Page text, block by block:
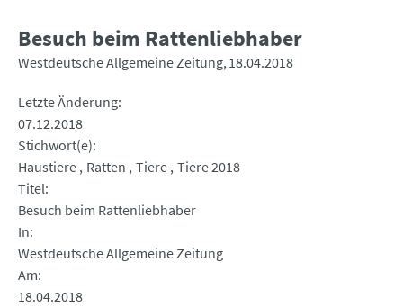
Besuch beim Rattenliebhaber
Westdeutsche Allgemeine Zeitung 18.04.2018
Letzte Änderung
07.12.2018
Stichwort(e)
Haustiere Ratten Tiere Tiere 2018
Titel
Besuch beim Rattenliebhaber
In
Westdeutsche Allgemeine Zeitung
Am
18.04.2018